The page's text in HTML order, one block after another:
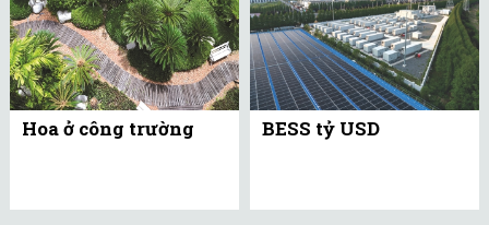
Hoa ở công trường BESS tỷ USD